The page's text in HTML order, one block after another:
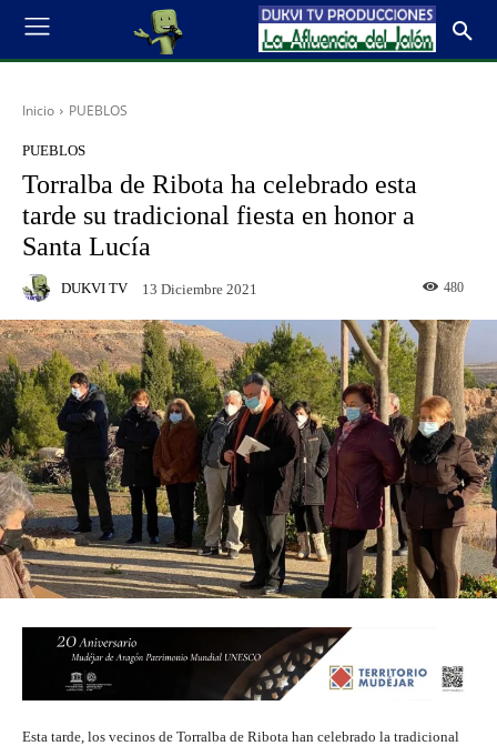
Inicio PUEBLOS
PUEBLOS
Torralba de Ribota ha celebrado esta
tarde su tradicional fiesta en honor a
Santa Lucía
DUKVI TV 13 Diciembre 2021 480
Esta tarde, los vecinos de Torralba de Ribota han celebrado la tradicional